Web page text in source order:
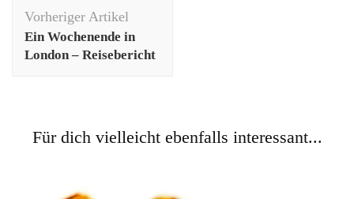
Vorheriger Artikel
Ein Wochenende in
London – Reisebericht
Für dich vielleicht ebenfalls interessant...